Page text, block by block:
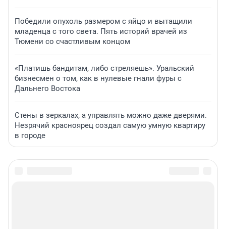
Победили опухоль размером с яйцо и вытащили
младенца с того света. Пять историй врачей из
Тюмени со счастливым концом
«Платишь бандитам, либо стреляешь». Уральский
бизнесмен о том, как в нулевые гнали фуры с
Дальнего Востока
Стены в зеркалах, а управлять можно даже дверями.
Незрячий красноярец создал самую умную квартиру
в городе